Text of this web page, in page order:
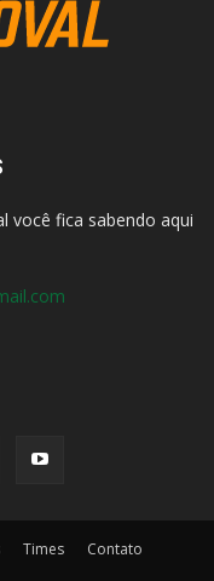
você fica sabendo aqui
Times Contato